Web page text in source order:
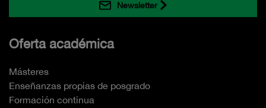
Newsletter
Oferta académica
Másteres
Enseñanzas propias de posgrado
Formación continua